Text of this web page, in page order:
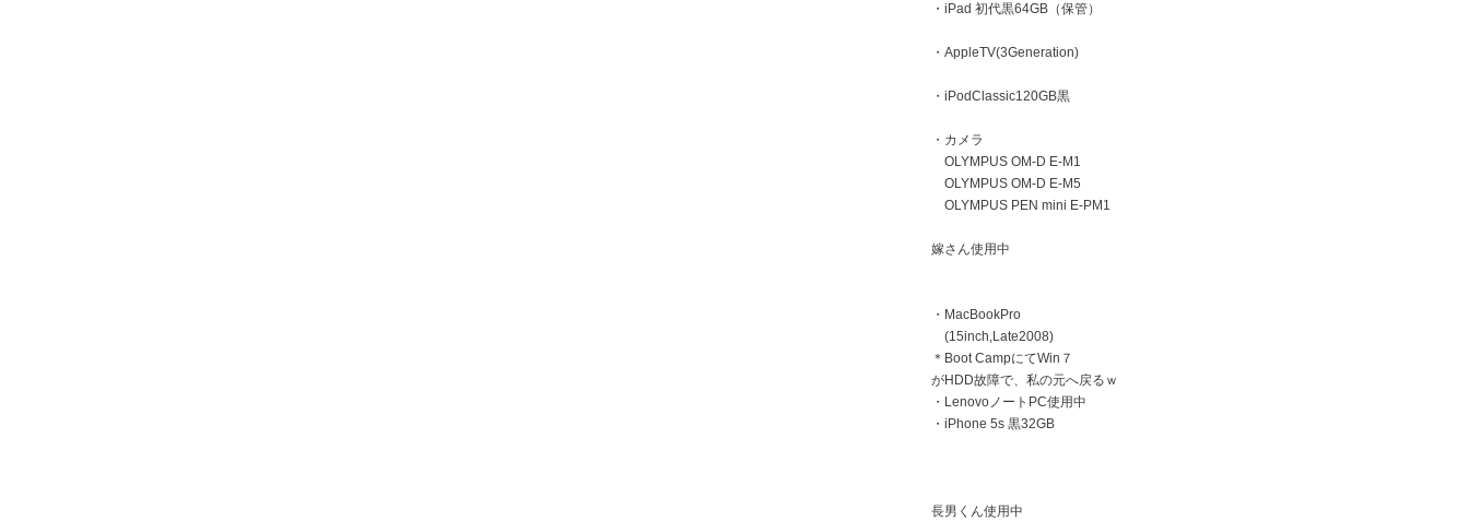
・iPad 初代黒64GB（保管）
・AppleTV(3Generation)
・iPodClassic120GB黒
・カメラ
OLYMPUS OM-D E-M1
OLYMPUS OM-D E-M5
OLYMPUS PEN mini E-PM1
嫁さん使用中
・MacBookPro
(15inch,Late2008)
＊Boot CampにてWin７
がHDD故障で、私の元へ戻るｗ
・LenovoノートPC使用中
・iPhone 5s 黒32GB
長男くん使用中